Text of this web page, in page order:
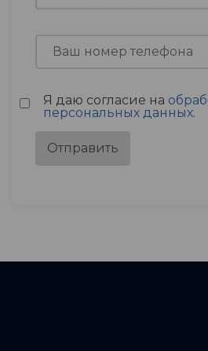
Я даю согласие на
персональных данных.
Отправить